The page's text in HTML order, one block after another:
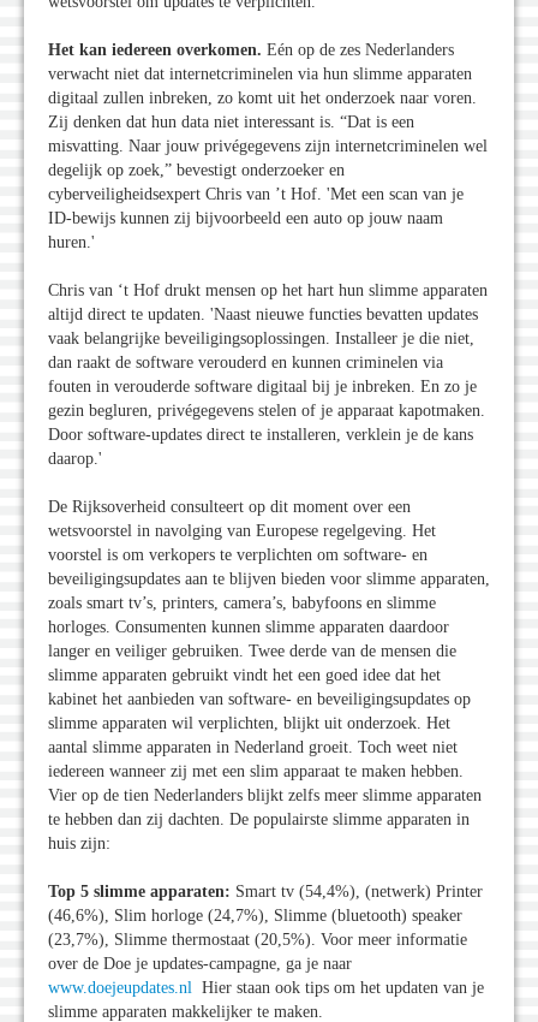
Het kan iedereen overkomen. Eén op de zes Nederlanders
verwacht niet dat internetcriminelen via hun slimme apparaten
digitaal zullen inbreken, zo komt uit het onderzoek naar voren.
Zij denken dat hun data niet interessant is. “Dat is een
misvatting. Naar jouw privégegevens zijn internetcriminelen wel
degelijk op zoek,” bevestigt onderzoeker en
cyberveiligheidsexpert Chris van ’t Hof. 'Met een scan van je
ID-bewijs kunnen zij bijvoorbeeld een auto op jouw naam
huren.'
Chris van ‘t Hof drukt mensen op het hart hun slimme apparaten
altijd direct te updaten. 'Naast nieuwe functies bevatten updates
vaak belangrijke beveiligingsoplossingen. Installeer je die niet,
dan raakt de software verouderd en kunnen criminelen via
fouten in verouderde software digitaal bij je inbreken. En zo je
gezin begluren, privégegevens stelen of je apparaat kapotmaken.
Door software-updates direct te installeren, verklein je de kans
daarop.'
De Rijksoverheid consulteert op dit moment over een
wetsvoorstel in navolging van Europese regelgeving. Het
voorstel is om verkopers te verplichten om software- en
beveiligingsupdates aan te blijven bieden voor slimme apparaten,
zoals smart tv’s, printers, camera’s, babyfoons en slimme
horloges. Consumenten kunnen slimme apparaten daardoor
langer en veiliger gebruiken. Twee derde van de mensen die
slimme apparaten gebruikt vindt het een goed idee dat het
kabinet het aanbieden van software- en beveiligingsupdates op
slimme apparaten wil verplichten, blijkt uit onderzoek. Het
aantal slimme apparaten in Nederland groeit. Toch weet niet
iedereen wanneer zij met een slim apparaat te maken hebben.
Vier op de tien Nederlanders blijkt zelfs meer slimme apparaten
te hebben dan zij dachten. De populairste slimme apparaten in
huis zijn:
Top 5 slimme apparaten: Smart tv (54,4%), (netwerk) Printer
(46,6%), Slim horloge (24,7%), Slimme (bluetooth) speaker
(23,7%), Slimme thermostaat (20,5%). Voor meer informatie
over de Doe je updates-campagne, ga je naar
www.doejeupdates.nl Hier staan ook tips om het updaten van je
slimme apparaten makkelijker te maken.